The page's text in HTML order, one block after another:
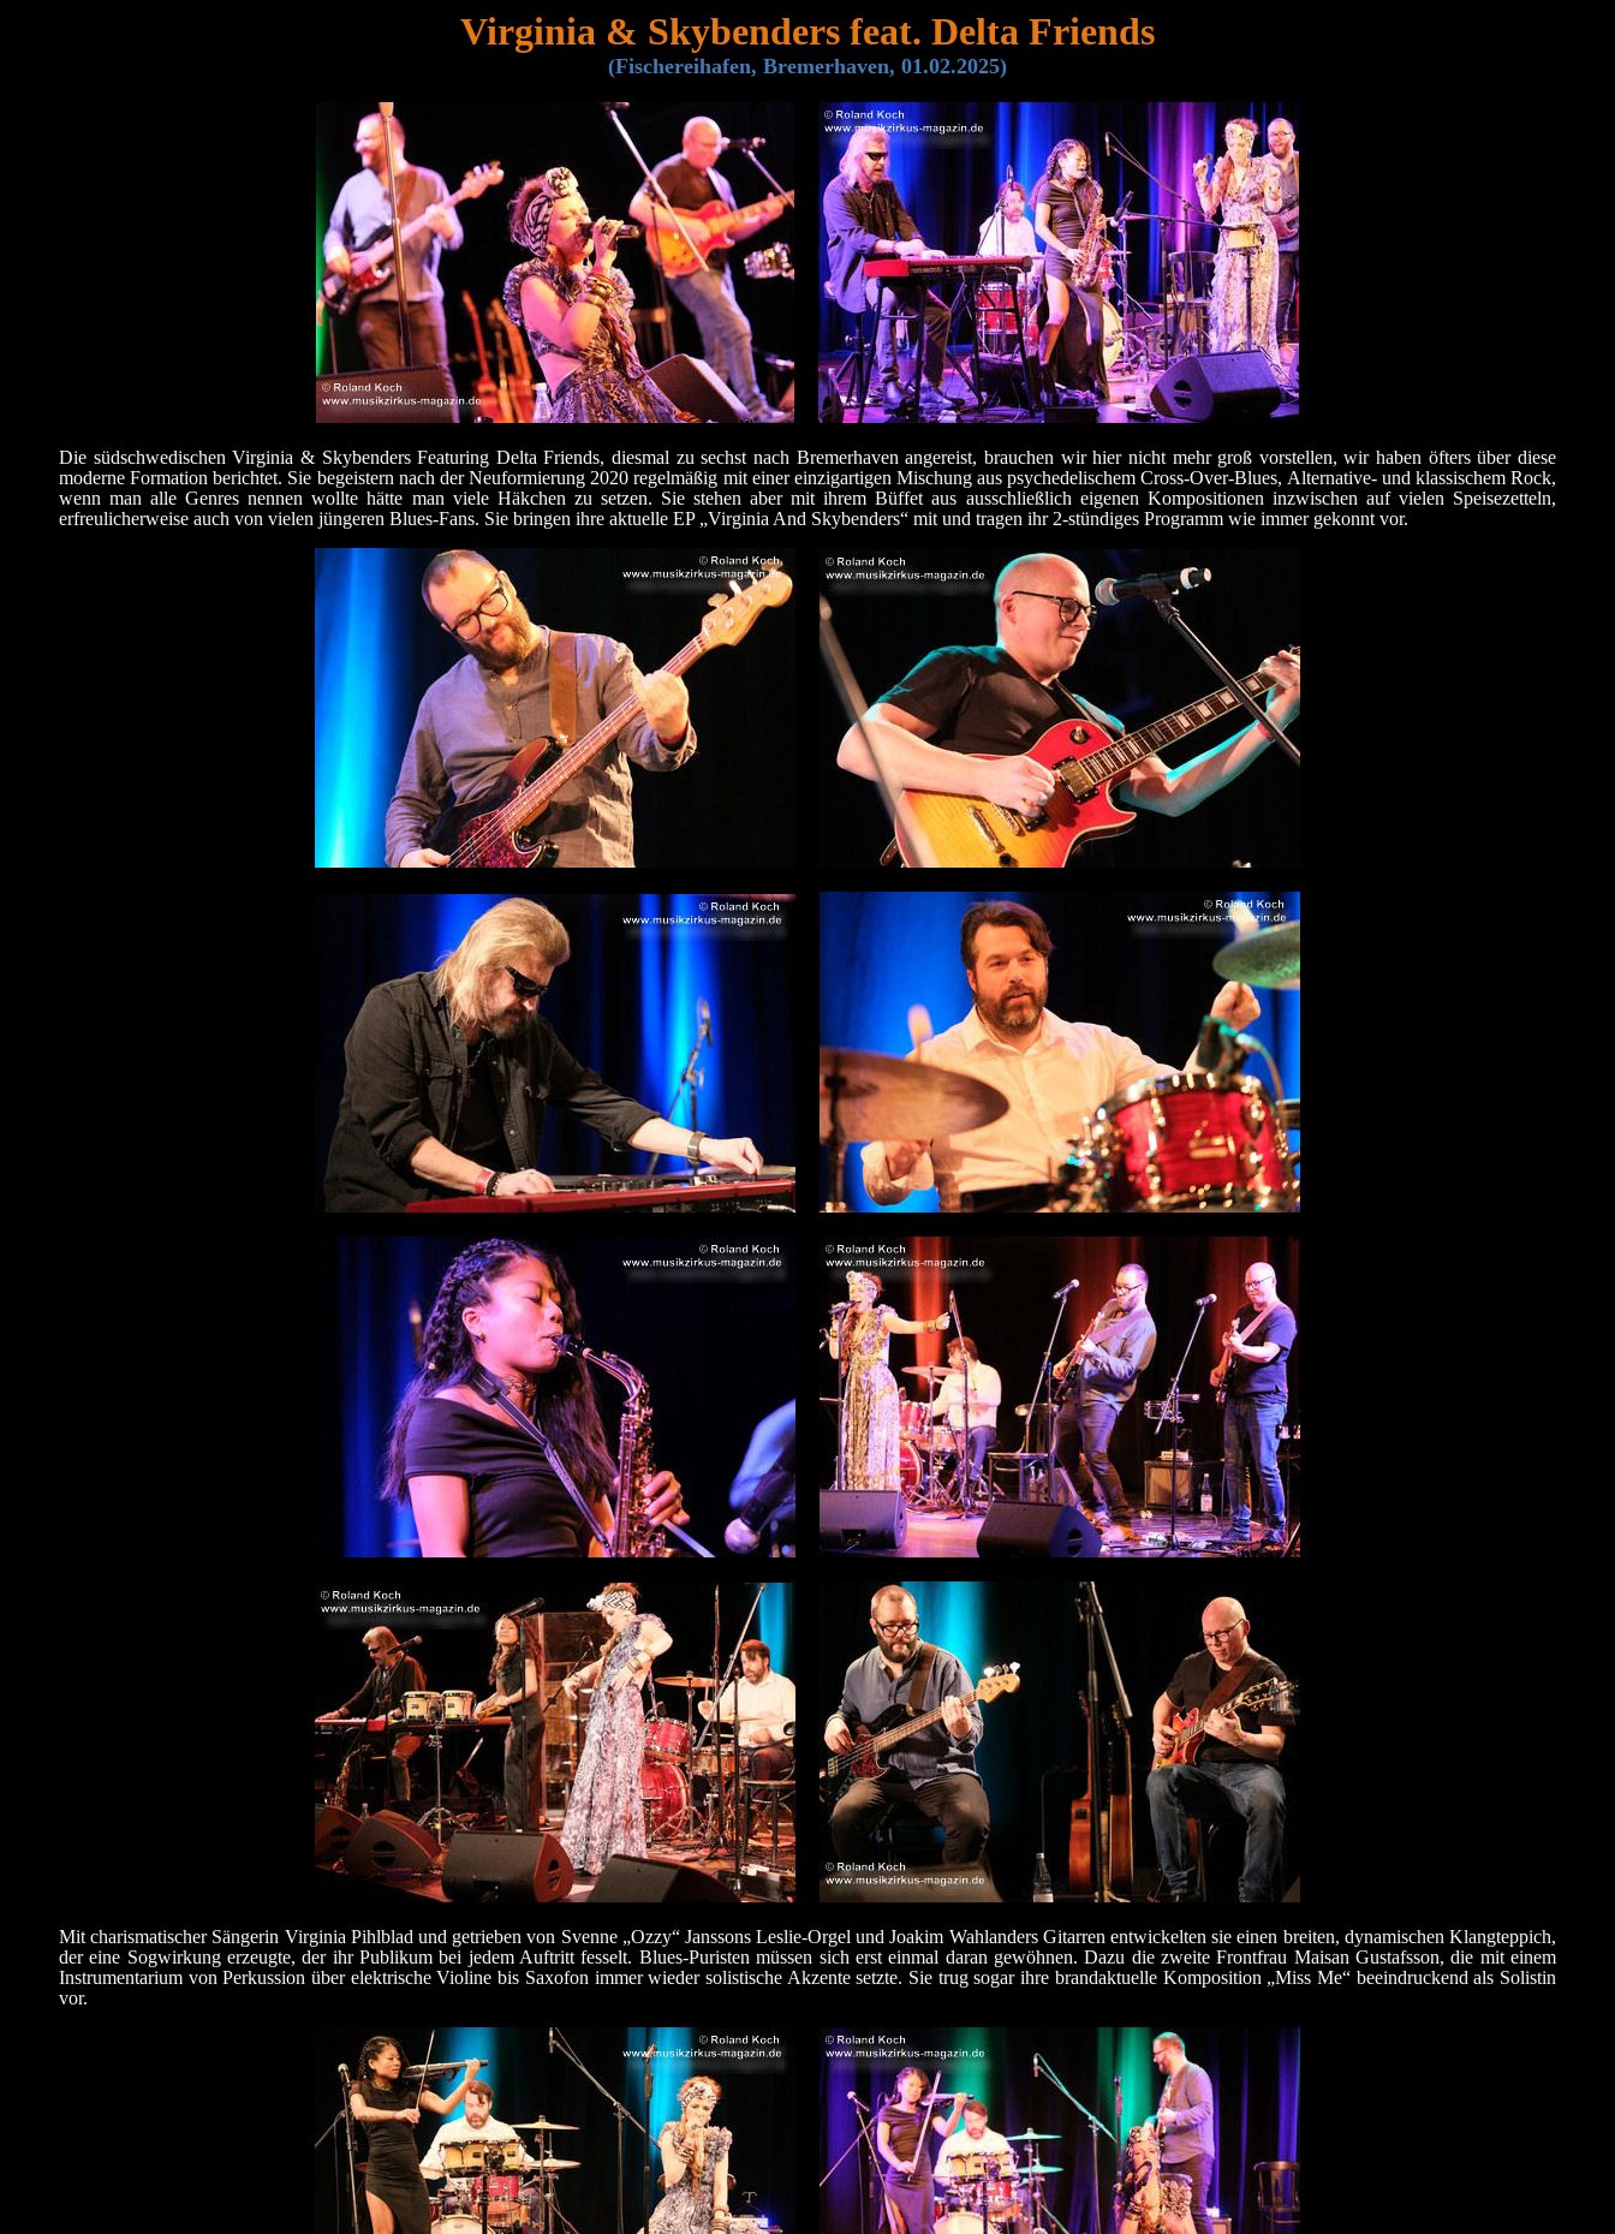
Virginia & Skybenders feat. Delta Friends
(Fischereihafen, Bremerhaven, 01.02.2025)
Die südschwedischen Virginia & Skybenders Featuring Delta Friends, diesmal zu sechst nach Bremerhaven angereist, brauchen wir hier nicht mehr groß vorstellen, wir haben öfters über diese
moderne Formation berichtet. Sie begeistern nach der Neuformierung 2020 regelmäßig mit einer einzigartigen Mischung aus psychedelischem Cross-Over-Blues, Alternative- und klassischem Rock,
wenn man alle Genres nennen wollte hätte man viele Häkchen zu setzen. Sie stehen aber mit ihrem Büffet aus ausschließlich eigenen Kompositionen inzwischen auf vielen Speisezetteln,
erfreulicherweise auch von vielen jüngeren Blues-Fans. Sie bringen ihre aktuelle EP „Virginia And Skybenders“ mit und tragen ihr 2-stündiges Programm wie immer gekonnt vor.
Mit charismatischer Sängerin Virginia Pihlblad und getrieben von Svenne „Ozzy“ Janssons Leslie-Orgel und Joakim Wahlanders Gitarren entwickelten sie einen breiten, dynamischen Klangteppich,
der eine Sogwirkung erzeugte, der ihr Publikum bei jedem Auftritt fesselt. Blues-Puristen müssen sich erst einmal daran gewöhnen. Dazu die zweite Frontfrau Maisan Gustafsson, die mit einem
Instrumentarium von Perkussion über elektrische Violine bis Saxofon immer wieder solistische Akzente setzte. Sie trug sogar ihre brandaktuelle Komposition „Miss Me“ beeindruckend als Solistin
vor.